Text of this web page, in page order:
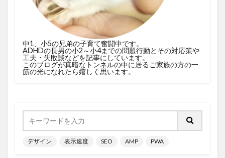
中1、小5の兄弟の子育て奮闘中です。
ADHDの長男の小2～小4までの問題行動とその対応策や
工夫・失敗談などを記事にしています。
このブログが真暗なトンネルの中に居るご家族の方の一
筋の光になれたら嬉しく思います。
デザイン 表示速度 SEO AMP PWA